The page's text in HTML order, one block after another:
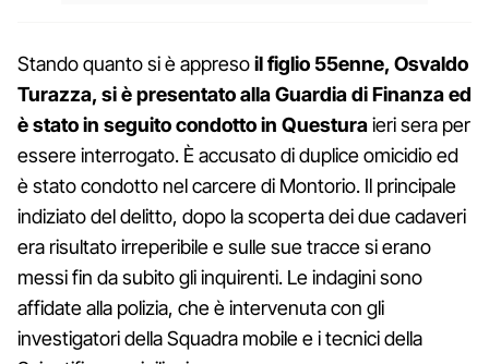
Stando quanto si è appresoil figlio 55enne, Osvaldo
Turazza, si è presentato alla Guardia di Finanza ed
è stato in seguito condotto in Questuraieri sera per
essere interrogato. È accusato di duplice omicidio ed
è stato condotto nel carcere di Montorio. Il principale
indiziato del delitto, dopo la scoperta dei due cadaveri
era risultato irreperibile e sulle sue tracce si erano
messi fin da subito gli inquirenti. Le indagini sono
affidate alla polizia, che è intervenuta con gli
investigatori della Squadra mobile e i tecnici della